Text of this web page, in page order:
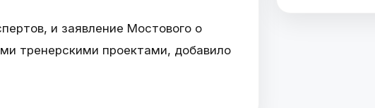
и заявление Мостового о
тренерскими проектами, добавило